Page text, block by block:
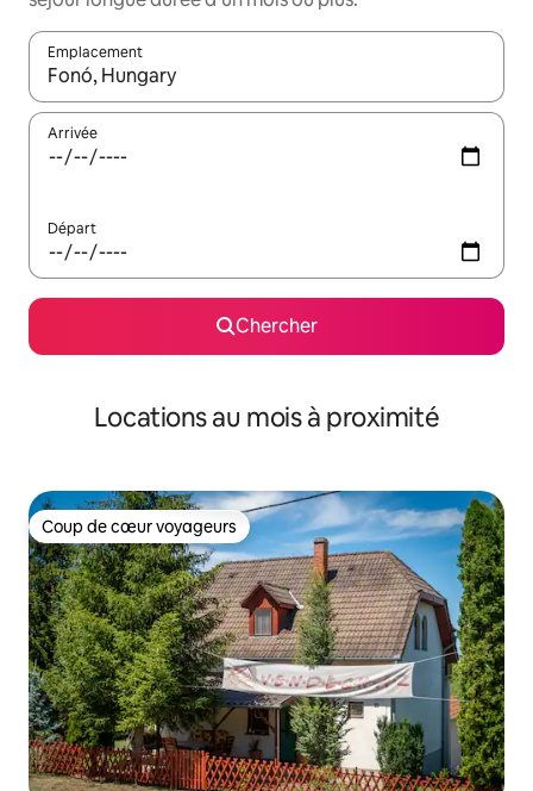
Emplacement
Quand les résultats sont affichés, parcourez-les en utilisant
Arrivée
Départ
Chercher
Locations au mois à proximité
Coup de cœur voyageurs
Coup de cœur voyageurs